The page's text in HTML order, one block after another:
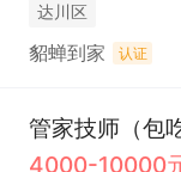
达川区
貂蝉到家 认证
管家技师（包
4000-10000